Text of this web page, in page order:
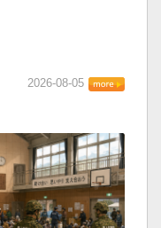
2026-08-05